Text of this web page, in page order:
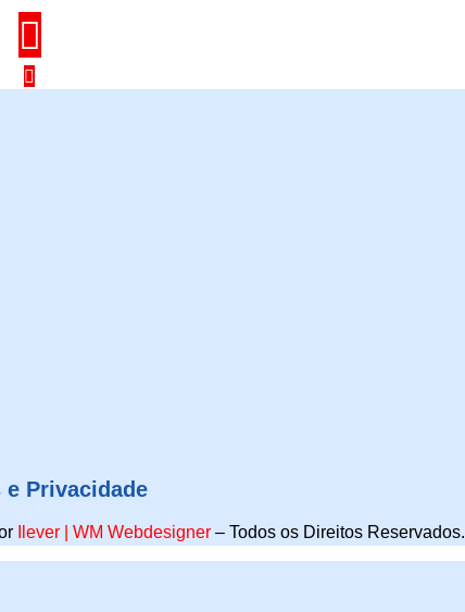
Privacidade
Ilever| WM Webdesigner – Todos os Direitos Reservados.